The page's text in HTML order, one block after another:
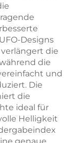
Designs
die
die
und
Die
die
ideal für
Helligkeit